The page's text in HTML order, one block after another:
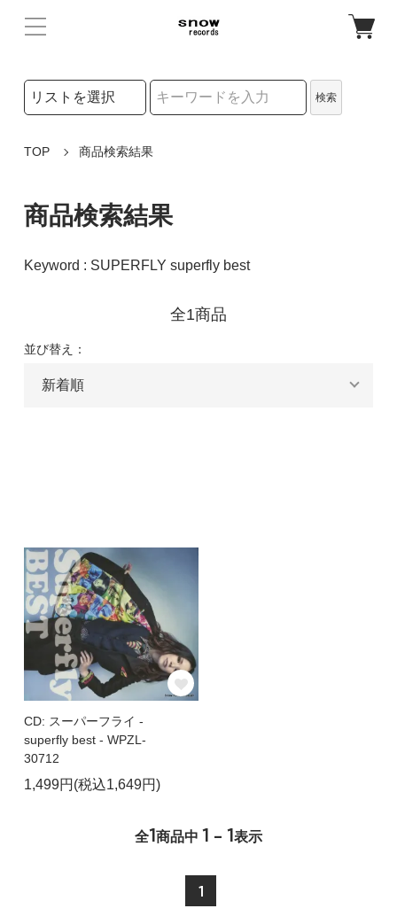
検索リストの選択
検索
TOP 商品検索結果
商品検索結果
Keyword : SUPERFLY superfly best
全1商品
並び替え：
CD: スーパーフライ -
superfly best - WPZL-
30712
1,499円(税込1,649円)
全1商品中 1 - 1表示
1